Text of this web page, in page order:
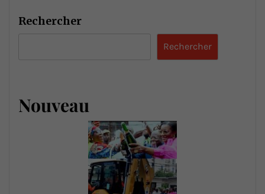
Rechercher
Rechercher
Nouveau